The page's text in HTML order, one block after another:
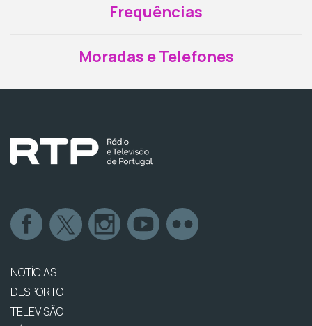
Frequências
Moradas e Telefones
NOTÍCIAS
DESPORTO
TELEVISÃO